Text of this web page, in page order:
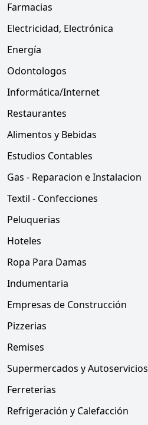
Farmacias
Electricidad, Electrónica
Energía
Odontologos
Informática/Internet
Restaurantes
Alimentos y Bebidas
Estudios Contables
Gas - Reparacion e Instalacion
Textil - Confecciones
Peluquerias
Hoteles
Ropa Para Damas
Indumentaria
Empresas de Construcción
Pizzerias
Remises
Supermercados y Autoservicios
Ferreterias
Refrigeración y Calefacción